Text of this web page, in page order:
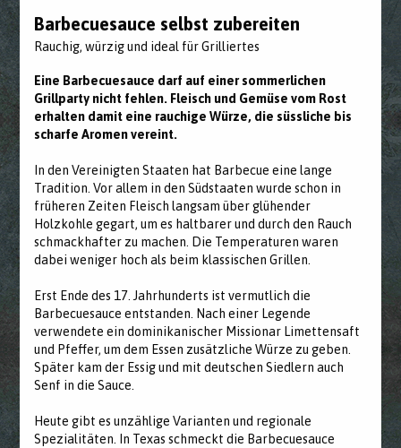
Barbecuesauce selbst zubereiten
Rauchig, würzig und ideal für Grilliertes
Eine Barbecuesauce darf auf einer sommerlichen
Grillparty nicht fehlen. Fleisch und Gemüse vom Rost
erhalten damit eine rauchige Würze, die süssliche bis
scharfe Aromen vereint.
In den Vereinigten Staaten hat Barbecue eine lange
Tradition. Vor allem in den Südstaaten wurde schon in
früheren Zeiten Fleisch langsam über glühender
Holzkohle gegart, um es haltbarer und durch den Rauch
schmackhafter zu machen. Die Temperaturen waren
dabei weniger hoch als beim klassischen Grillen.
Erst Ende des 17. Jahrhunderts ist vermutlich die
Barbecuesauce entstanden. Nach einer Legende
verwendete ein dominikanischer Missionar Limettensaft
und Pfeffer, um dem Essen zusätzliche Würze zu geben.
Später kam der Essig und mit deutschen Siedlern auch
Senf in die Sauce.
Heute gibt es unzählige Varianten und regionale
Spezialitäten. In Texas schmeckt die Barbecuesauce